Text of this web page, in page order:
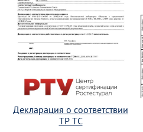
Декларация о соответствии
ТР ТС